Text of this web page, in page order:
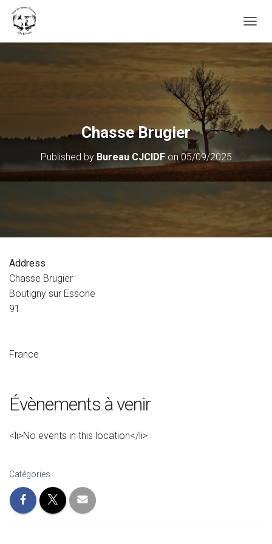
Chasse Brugier
Published by Bureau CJCIDFon05/09/2025
Address
Chasse Brugier
Boutigny sur Essone
91
France
Évènements à venir
<li>No events in this location</li>
Catégories :